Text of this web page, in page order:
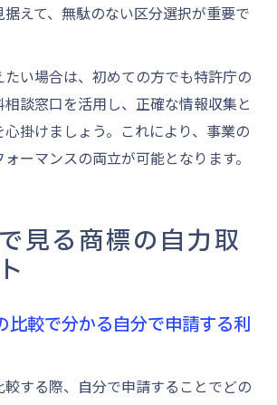
えて、無駄のない区分選択が重要で
い場合は、初めての方でも特許庁の
談窓口を活用し、正確な情報収集と
掛けましょう。これにより、事業の
ーマンスの両立が可能となります。
見る商標の自力取
比較で分かる自分で申請する利
する際、自分で申請することでどの